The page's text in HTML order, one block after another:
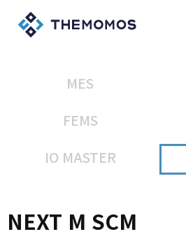
MES
FEMS
IO MASTER
NEXT M SCM